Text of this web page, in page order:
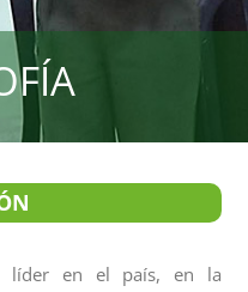
líder en el país, en la